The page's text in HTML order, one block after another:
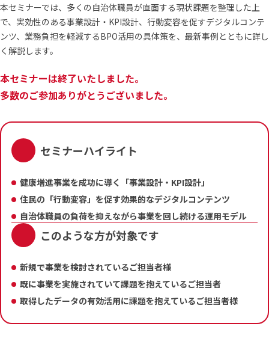
本セミナーでは、多くの自治体職員が直面する現状課題を整理した上
で、実効性のある事業設計・KPI設計、行動変容を促すデジタルコンテ
ンツ、業務負担を軽減するBPO活用の具体策を、最新事例とともに詳し
く解説します。
本セミナーは終了いたしました。
多数のご参加ありがとうございました。
セミナーハイライト
健康増進事業を成功に導く「事業設計・KPI設計」
住民の「行動変容」を促す効果的なデジタルコンテンツ
自治体職員の負荷を抑えながら事業を回し続ける運用モデル
このような方が対象です
新規で事業を検討されているご担当者様
既に事業を実施されていて課題を抱えているご担当者
取得したデータの有効活用に課題を抱えているご担当者様